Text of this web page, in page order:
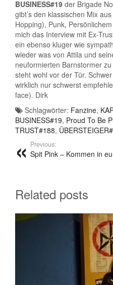
BUSINESS#19 der Brigade
gibt’s den klassischen Mix
Hopping), Punk,
mich das Interview mit Ex-
ein ebenso kluger wie
wieder was von Attila und
neuformierten Barnstormer
steht wohl vor der Tür.
wirklich nur schwerst
face). Dirk
Schlagwörter: Fanzine,
BUSINESS#19, Proud To Be
TRUST#188,
Previous:
Spit Pink – Kommen in
Related posts